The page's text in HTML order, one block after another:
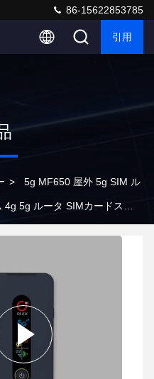
86-15622853785
引用
> 5g MF650 屋外 5g SIM ル
5g ルータ SIMカードスロ